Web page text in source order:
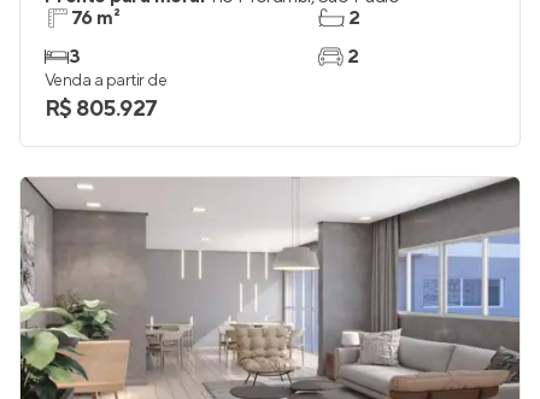
76 m²
3
2
2
Venda a partir de
R$ 805.927